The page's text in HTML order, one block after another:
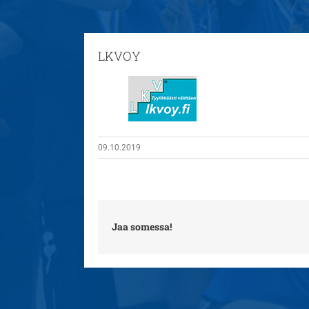
LKVOY
09.10.2019
Jaa somessa!